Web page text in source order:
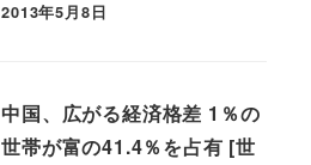
2013年5月8日
中国、広がる経済格差 1％の
世帯が富の41.4％を占有 [世